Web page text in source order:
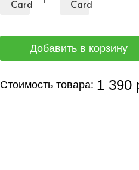
Стоимость товара: 1 390